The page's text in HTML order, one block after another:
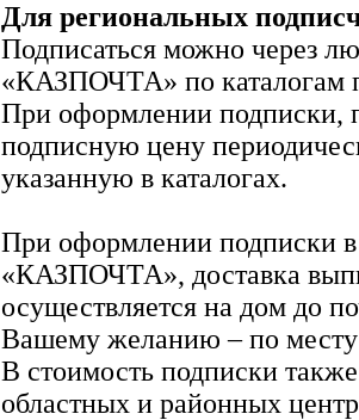
Для региональных
Подписаться можно через
«КАЗПОЧТА» по каталогам
При оформлении подписки,
подписную цену
указанную в каталогах.
При оформлении подписки
«КАЗПОЧТА», доставка
осуществляется на дом до
Вашему желанию – по
В стоимость подписки
областных и районных